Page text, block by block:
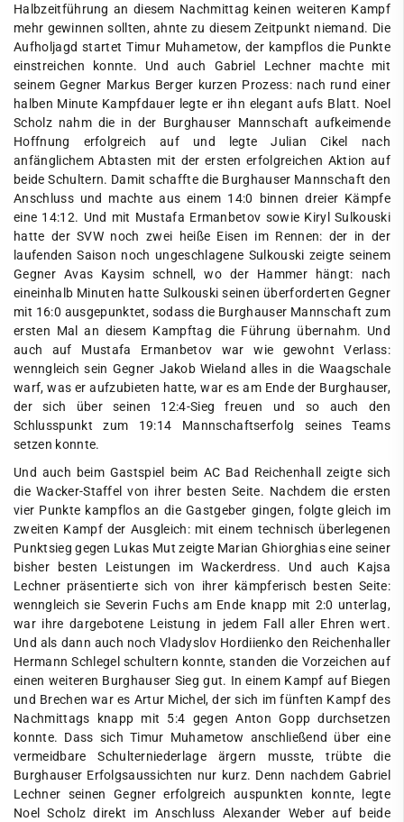
Halbzeitführung an diesem Nachmittag keinen weiteren Kampf
mehr gewinnen sollten, ahnte zu diesem Zeitpunkt niemand. Die
Aufholjagd startet Timur Muhametow, der kampflos die Punkte
einstreichen konnte. Und auch Gabriel Lechner machte mit
seinem Gegner Markus Berger kurzen Prozess: nach rund einer
halben Minute Kampfdauer legte er ihn elegant aufs Blatt. Noel
Scholz nahm die in der Burghauser Mannschaft aufkeimende
Hoffnung erfolgreich auf und legte Julian Cikel nach
anfänglichem Abtasten mit der ersten erfolgreichen Aktion auf
beide Schultern. Damit schaffte die Burghauser Mannschaft den
Anschluss und machte aus einem 14:0 binnen dreier Kämpfe
eine 14:12. Und mit Mustafa Ermanbetov sowie Kiryl Sulkouski
hatte der SVW noch zwei heiße Eisen im Rennen: der in der
laufenden Saison noch ungeschlagene Sulkouski zeigte seinem
Gegner Avas Kaysim schnell, wo der Hammer hängt: nach
eineinhalb Minuten hatte Sulkouski seinen überforderten Gegner
mit 16:0 ausgepunktet, sodass die Burghauser Mannschaft zum
ersten Mal an diesem Kampftag die Führung übernahm. Und
auch auf Mustafa Ermanbetov war wie gewohnt Verlass:
wenngleich sein Gegner Jakob Wieland alles in die Waagschale
warf, was er aufzubieten hatte, war es am Ende der Burghauser,
der sich über seinen 12:4-Sieg freuen und so auch den
Schlusspunkt zum 19:14 Mannschaftserfolg seines Teams
setzen konnte.
Und auch beim Gastspiel beim AC Bad Reichenhall zeigte sich
die Wacker-Staffel von ihrer besten Seite. Nachdem die ersten
vier Punkte kampflos an die Gastgeber gingen, folgte gleich im
zweiten Kampf der Ausgleich: mit einem technisch überlegenen
Punktsieg gegen Lukas Mut zeigte Marian Ghiorghias eine seiner
bisher besten Leistungen im Wackerdress. Und auch Kajsa
Lechner präsentierte sich von ihrer kämpferisch besten Seite:
wenngleich sie Severin Fuchs am Ende knapp mit 2:0 unterlag,
war ihre dargebotene Leistung in jedem Fall aller Ehren wert.
Und als dann auch noch Vladyslov Hordiienko den Reichenhaller
Hermann Schlegel schultern konnte, standen die Vorzeichen auf
einen weiteren Burghauser Sieg gut. In einem Kampf auf Biegen
und Brechen war es Artur Michel, der sich im fünften Kampf des
Nachmittags knapp mit 5:4 gegen Anton Gopp durchsetzen
konnte. Dass sich Timur Muhametow anschließend über eine
vermeidbare Schulterniederlage ärgern musste, trübte die
Burghauser Erfolgsaussichten nur kurz. Denn nachdem Gabriel
Lechner seinen Gegner erfolgreich auspunkten konnte, legte
Noel Scholz direkt im Anschluss Alexander Weber auf beide